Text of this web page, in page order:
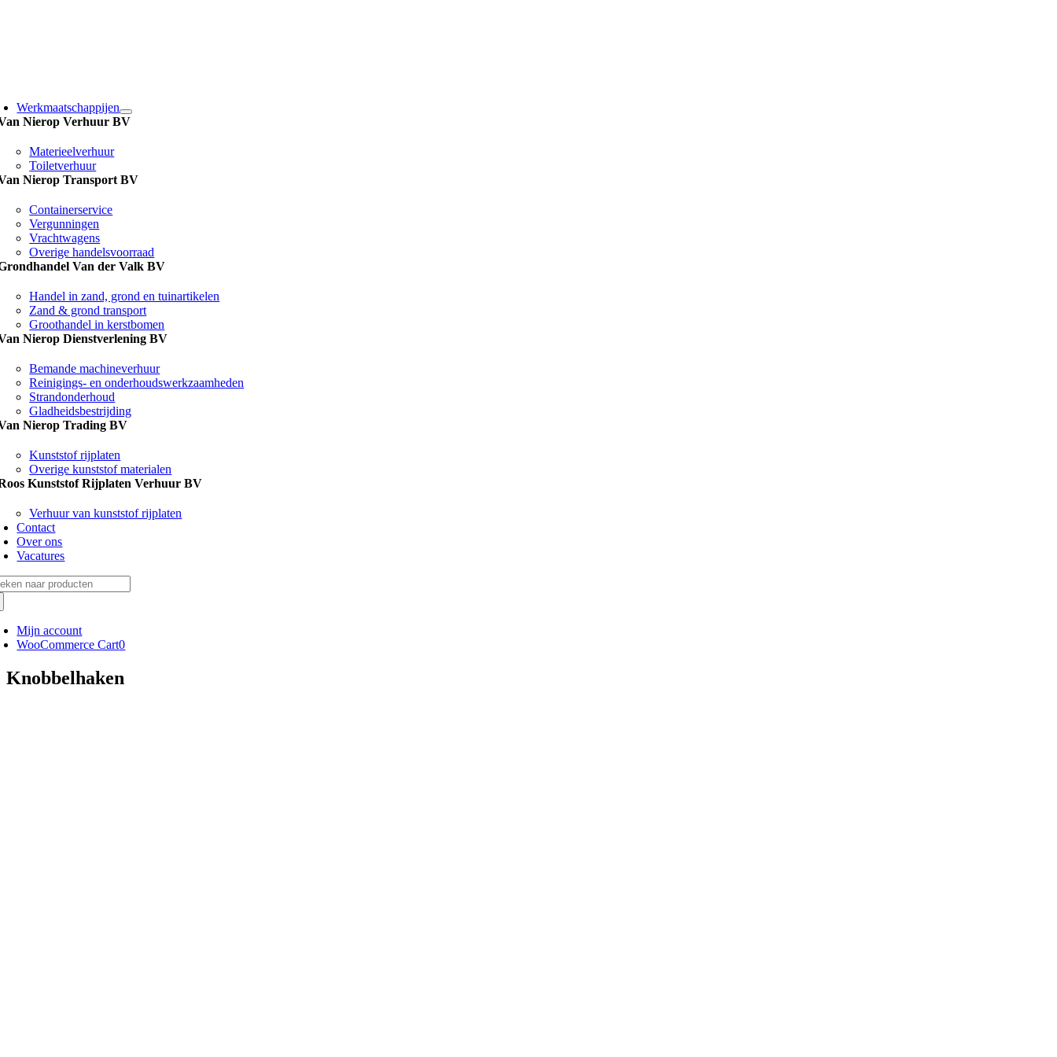
Werkmaatschappijen
Nierop Verhuur BV
Materieelverhuur
Toiletverhuur
Nierop Transport BV
Containerservice
Vergunningen
Vrachtwagens
Overige handelsvoorraad
Van der Valk BV
Handel in zand, grond en tuinartikelen
Zand & grond transport
Groothandel in kerstbomen
Nierop Dienstverlening BV
Bemande machineverhuur
Reinigings- en onderhoudswerkzaamheden
Strandonderhoud
Gladheidsbestrijding
Nierop Trading BV
Kunststof rijplaten
Overige kunststof materialen
Kunststof Rijplaten Verhuur BV
Verhuur van kunststof rijplaten
Contact
Over ons
Vacatures
Mijn account
WooCommerce Cart0
Knobbelhaken